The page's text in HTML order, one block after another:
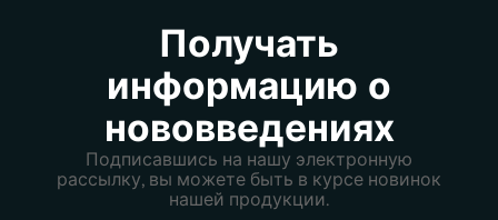
Получать
информацию о
нововведениях
Подписавшись на нашу электронную
рассылку, вы можете быть в курсе новинок
нашей продукции.